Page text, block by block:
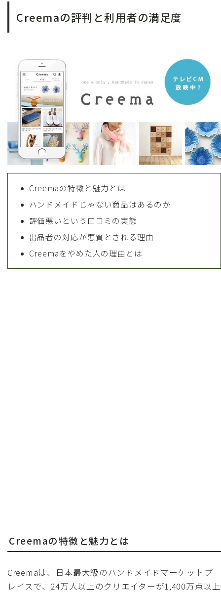
Creemaの評判と利用者の満足度
Creemaの特徴と魅力とは
ハンドメイドじゃない商品はあるのか
評価悪いという口コミの実態
出品者の対応が悪質とされる理由
Creemaをやめた人の理由とは
Creemaの特徴と魅力とは
Creemaは、日本最大級のハンドメイドマーケットプ
レイスで、24万人以上のクリエイターが1,400万点以上